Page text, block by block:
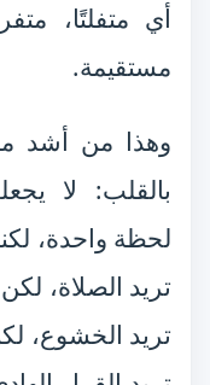
أي متفلتًا،
مستقيمة.
وهذا من أشد ما
بالقلب: لا
لحظة واحدة،
تريد الصلاة،
تريد الخشوع،